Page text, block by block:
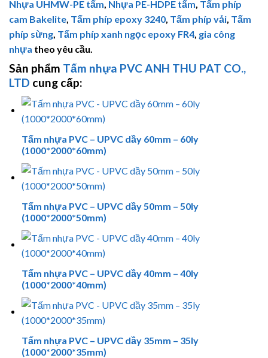
Nhựa UHMW-PE tấm, Nhựa PE-HDPE tấm, Tấm phíp
cam Bakelite, Tấm phíp epoxy 3240, Tấm phíp vải, Tấm
phíp sừng, Tấm phíp xanh ngọc epoxy FR4, gia công
nhựa theo yêu cầu.
Sản phẩm Tấm nhựa PVCANH THU PAT CO.,
LTD cung cấp:
Tấm nhựa PVC – UPVC dầy 60mm – 60ly
(1000*2000*60mm)
Tấm nhựa PVC – UPVC dầy 50mm – 50ly
(1000*2000*50mm)
Tấm nhựa PVC – UPVC dầy 40mm – 40ly
(1000*2000*40mm)
Tấm nhựa PVC – UPVC dầy 35mm – 35ly
(1000*2000*35mm)